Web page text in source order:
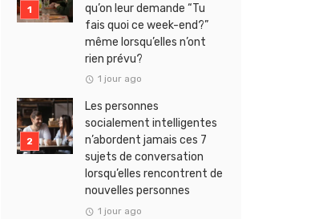
qu’on leur demande “Tu
fais quoi ce week-end?”
même lorsqu’elles n’ont
rien prévu?
1 jour ago
Les personnes
socialement intelligentes
n’abordent jamais ces 7
sujets de conversation
lorsqu’elles rencontrent de
nouvelles personnes
1 jour ago